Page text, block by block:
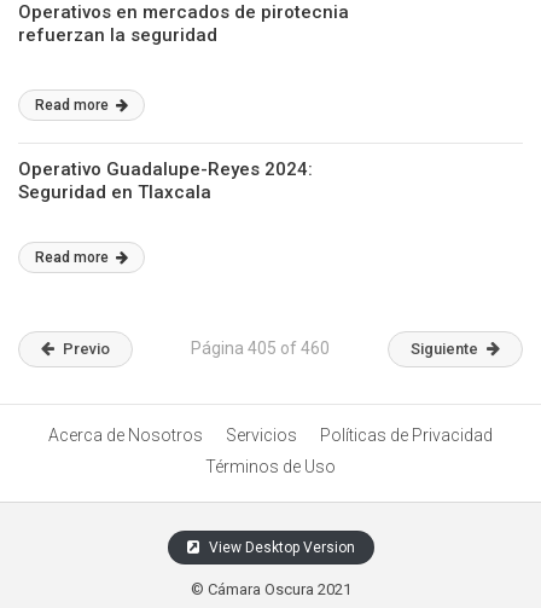
Operativos en mercados de pirotecnia
refuerzan la seguridad
Read more
Operativo Guadalupe-Reyes 2024:
Seguridad en Tlaxcala
Read more
Previo Página 405 of 460 Siguiente
Acerca de Nosotros Servicios
Políticas de Privacidad
Términos de Uso
View Desktop Version
© Cámara Oscura 2021